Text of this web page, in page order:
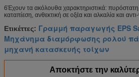
6Έχουν τα ακόλουθα χαρακτηριστικά: πυρόστατη,
καταπίεση, ανθεκτική σε οξέα και αλκαλία και
Ετικέττες: Γραμμή παραγωγής EPS
Μηχάνημα διαμόρφωσης ρολού
μηχανή κατασκευής τοίχων
Αποκτήστε την